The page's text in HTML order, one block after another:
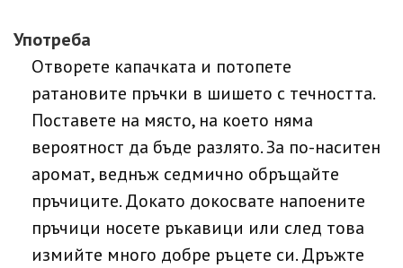
Употреба
Отворете капачката и потопете
ратановите пръчки в шишето с течността.
Поставете на място, на което няма
вероятност да бъде разлято. За по-наситен
аромат, веднъж седмично обръщайте
пръчиците. Докато докосвате напоените
пръчици носете ръкавици или след това
измийте много добре ръцете си. Дръжте